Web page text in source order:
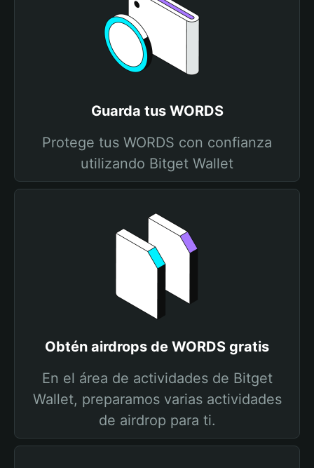
Guarda tus WORDS
Protege tus WORDS con confianza
utilizando Bitget Wallet
Obtén airdrops de WORDS gratis
En el área de actividades de Bitget
Wallet, preparamos varias actividades
de airdrop para ti.